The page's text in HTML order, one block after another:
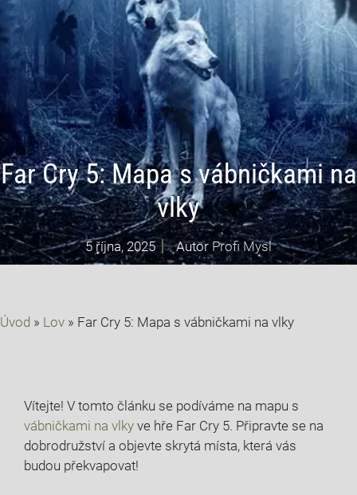
Far Cry 5: Mapa s vábničkami na
vlky
5 října, 2025 Autor Profi Mysl
Úvod » Lov » Far Cry 5: Mapa s vábničkami na vlky
Vítejte! V tomto článku se podíváme na mapu s
vábničkami na vlky ve hře Far Cry 5. Připravte se na
dobrodružství a objevte skrytá místa, která vás
budou překvapovat!